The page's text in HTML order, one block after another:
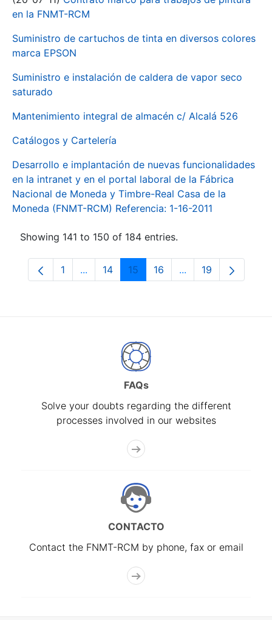
en la FNMT-RCM
Suministro de cartuchos de tinta en diversos colores
marca EPSON
Suministro e instalación de caldera de vapor seco
saturado
Mantenimiento integral de almacén c/ Alcalá 526
Catálogos y Cartelería
Desarrollo e implantación de nuevas funcionalidades
en la intranet y en el portal laboral de la Fábrica
Nacional de Moneda y Timbre-Real Casa de la
Moneda (FNMT-RCM) Referencia: 1-16-2011
Showing 141 to 150 of 184 entries.
Page
1 ...Intermediate Pages Use TAB to navigate.
Page
14 Page
15 Page
16 ...Intermediate
Page
19
FAQs
Solve your doubts regarding the different
processes involved in our websites
CONTACTO
Contact the FNMT-RCM by phone, fax or email